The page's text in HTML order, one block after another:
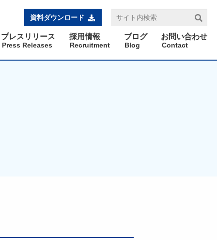
資料ダウンロード
プレスリリース
Press Releases
採用情報
Recruitment
ブログ
Blog
お問い合わせ
Contact